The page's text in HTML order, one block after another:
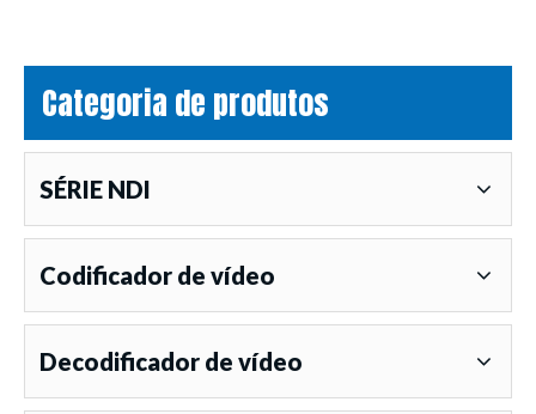
Categoria de produtos
SÉRIE NDI
Codificador de vídeo
Decodificador de vídeo